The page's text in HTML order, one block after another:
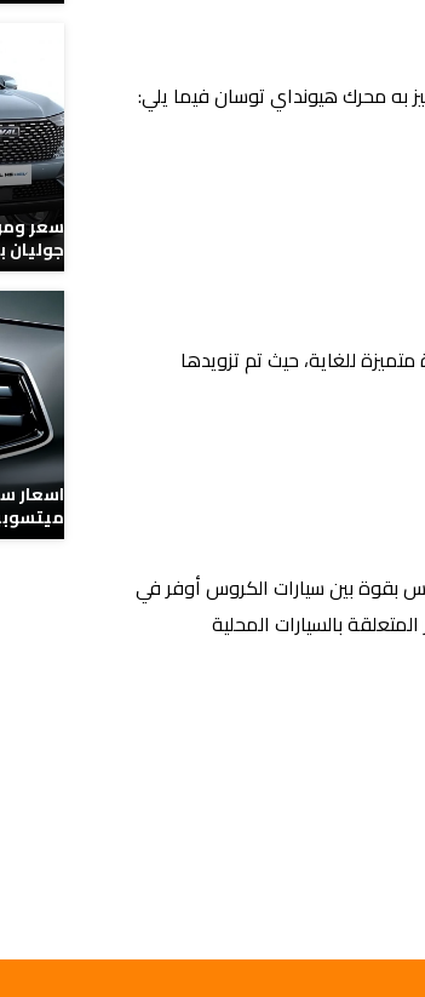
به محرك هيونداي توسان فيما يلي:
للغاية، حيث تم تزويدها
بقوة بين سيارات الكروس أوفر في
بالسيارات المحلية
جوليان